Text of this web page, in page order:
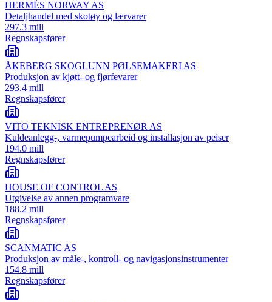
HERMÈS NORWAY AS
Detaljhandel med skotøy og lærvarer
297.3 mill
Regnskapsfører
ÅKEBERG SKOGLUNN PØLSEMAKERI AS
Produksjon av kjøtt- og fjørfevarer
293.4 mill
Regnskapsfører
VITO TEKNISK ENTREPRENØR AS
Kuldeanlegg-, varmepumpearbeid og installasjon av peiser
194.0 mill
Regnskapsfører
HOUSE OF CONTROL AS
Utgivelse av annen programvare
188.2 mill
Regnskapsfører
SCANMATIC AS
Produksjon av måle-, kontroll- og navigasjonsinstrumenter
154.8 mill
Regnskapsfører